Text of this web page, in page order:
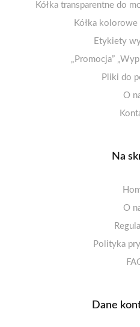
Arkusze A4
Arkusze
Arkusze A4
Arkusze
! Promocje i
Etykiety
Etykiety
Etykiety
Kółka transparentne do
Kółka kolorowe
Etykiety
„Promocja”
Pliki do
O
Na
O
Polityka
Dane